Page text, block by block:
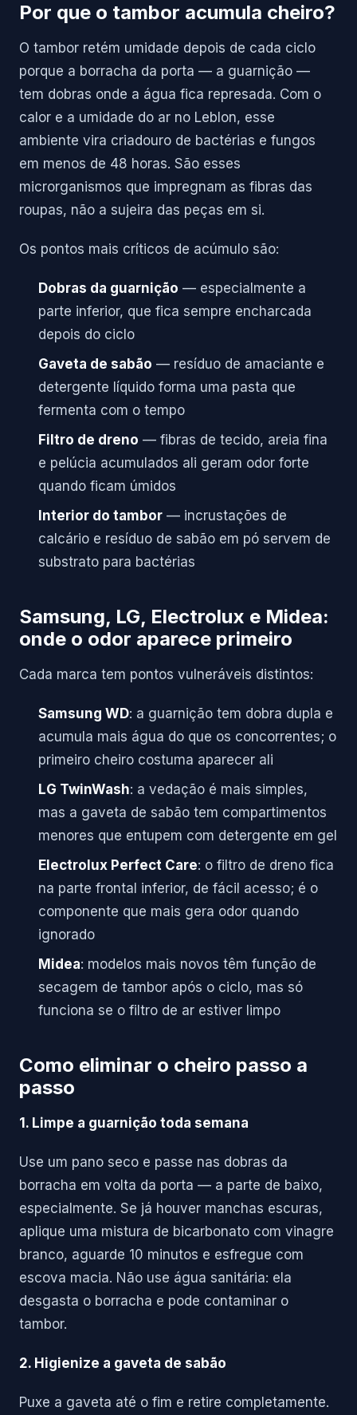
Por que o tambor acumula cheiro?
O tambor retém umidade depois de cada ciclo
porque a borracha da porta — a guarnição —
tem dobras onde a água fica represada. Com o
calor e a umidade do ar no Leblon, esse
ambiente vira criadouro de bactérias e fungos
em menos de 48 horas. São esses
microrganismos que impregnam as fibras das
roupas, não a sujeira das peças em si.
Os pontos mais críticos de acúmulo são:
Dobras da guarnição — especialmente a
parte inferior, que fica sempre encharcada
depois do ciclo
Gaveta de sabão — resíduo de amaciante e
detergente líquido forma uma pasta que
fermenta com o tempo
Filtro de dreno — fibras de tecido, areia fina
e pelúcia acumulados ali geram odor forte
quando ficam úmidos
Interior do tambor — incrustações de
calcário e resíduo de sabão em pó servem de
substrato para bactérias
Samsung, LG, Electrolux e Midea:
onde o odor aparece primeiro
Cada marca tem pontos vulneráveis distintos:
Samsung WD: a guarnição tem dobra dupla e
acumula mais água do que os concorrentes; o
primeiro cheiro costuma aparecer ali
LG TwinWash: a vedação é mais simples,
mas a gaveta de sabão tem compartimentos
menores que entupem com detergente em gel
Electrolux Perfect Care: o filtro de dreno fica
na parte frontal inferior, de fácil acesso; é o
componente que mais gera odor quando
ignorado
Midea: modelos mais novos têm função de
secagem de tambor após o ciclo, mas só
funciona se o filtro de ar estiver limpo
Como eliminar o cheiro passo a
passo
1. Limpe a guarnição toda semana
Use um pano seco e passe nas dobras da
borracha em volta da porta — a parte de baixo,
especialmente. Se já houver manchas escuras,
aplique uma mistura de bicarbonato com vinagre
branco, aguarde 10 minutos e esfregue com
escova macia. Não use água sanitária: ela
desgasta o borracha e pode contaminar o
tambor.
2. Higienize a gaveta de sabão
Puxe a gaveta até o fim e retire completamente.